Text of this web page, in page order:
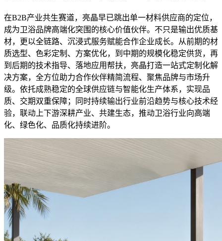
在B2B产业共生赛道，亮晶早已跳出单一材料供应商的定位，
成为卫浴品牌高端化突围的核心价值伙伴。不只是输出优质基
材，更以全链路、沉浸式服务赋能合作企业成长。从前期的材
质选型、色彩定制、方案优化，到中期的规模化稳定供货，再
到后期的技术指导、落地应用帮扶，亮晶打造一站式定制化解
决方案，全方位助力合作伙伴精简流程、聚焦品牌与市场升
级。依托成熟稳定的全球供应链与智能化生产体系，实现品
质、交期双重保障；同时持续输出行业前沿趋势与核心技术经
验，联动上下游深耕产业、共建生态，推动卫浴行业向高端
化、绿色化、品质化持续进阶。